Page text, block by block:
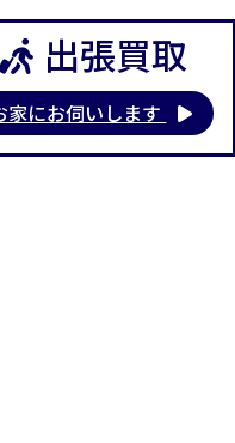
出張買取
家にお伺いします